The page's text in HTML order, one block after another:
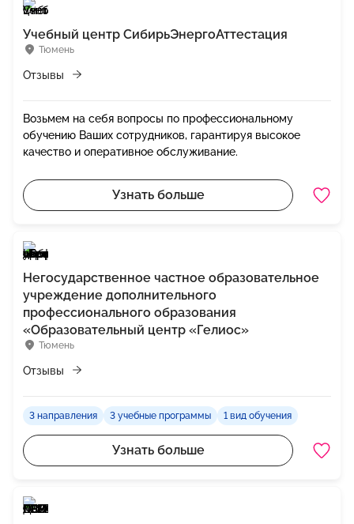
Тюмень
Учебный центр СибирьЭнергоАттестация
Отзывы
Возьмем на себя вопросы по профессиональному
обучению Ваших сотрудников, гарантируя высокое
качество и оперативное обслуживание.
Узнать больше
Тюмень
Негосударственное частное образовательное
учреждение дополнительного
профессионального образования
«Образовательный центр «Гелиос»
Отзывы
3 направления 3 учебные программы 1 вид обучения
Узнать больше